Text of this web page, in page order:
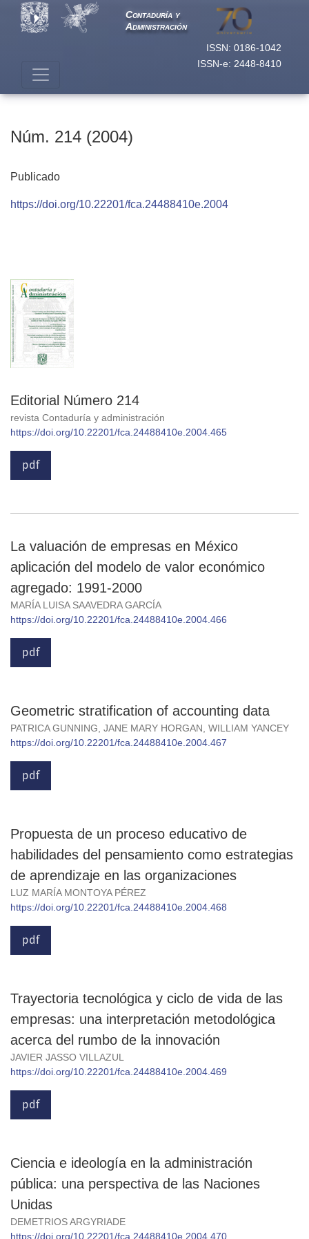
ISSN: 0186-1042
ISSN-e: 2448-8410
Contaduría y
Administración
Núm. 214 (2004)
Publicado
https://doi.org/10.22201/fca.24488410e.2004
Editorial Número 214
revista Contaduría y administración
https://doi.org/10.22201/fca.24488410e.2004.465
pdf
La valuación de empresas en México
aplicación del modelo de valor económico
agregado: 1991-2000
MARÍA LUISA SAAVEDRA GARCÍA
https://doi.org/10.22201/fca.24488410e.2004.466
pdf
Geometric stratification of accounting data
PATRICA GUNNING, JANE MARY HORGAN, WILLIAM YANCEY
https://doi.org/10.22201/fca.24488410e.2004.467
pdf
Propuesta de un proceso educativo de
habilidades del pensamiento como estrategias
de aprendizaje en las organizaciones
LUZ MARÍA MONTOYA PÉREZ
https://doi.org/10.22201/fca.24488410e.2004.468
pdf
Trayectoria tecnológica y ciclo de vida de las
empresas: una interpretación metodológica
acerca del rumbo de la innovación
JAVIER JASSO VILLAZUL
https://doi.org/10.22201/fca.24488410e.2004.469
pdf
Ciencia e ideología en la administración
pública: una perspectiva de las Naciones
Unidas
DEMETRIOS ARGYRIADE
https://doi.org/10.22201/fca.24488410e.2004.470